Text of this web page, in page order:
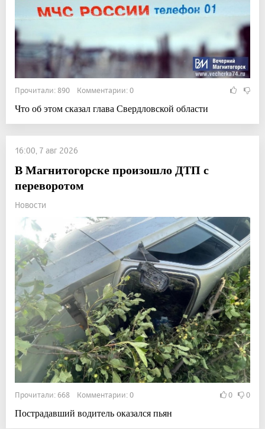
Прочитали: 890 Комментарии: 0
Что об этом сказал глава Свердловской области
16:00, 7 авг 2026
В Магнитогорске произошло ДТП с
переворотом
Новости
Прочитали: 668 Комментарии: 0 0 0
Пострадавший водитель оказался пьян